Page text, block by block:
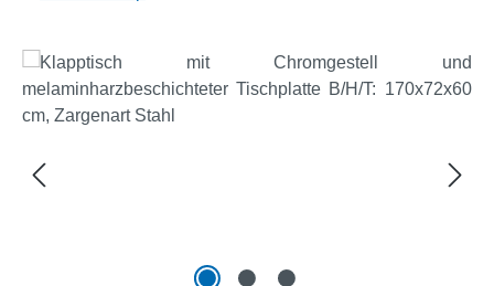
Bildergalerie überspringen